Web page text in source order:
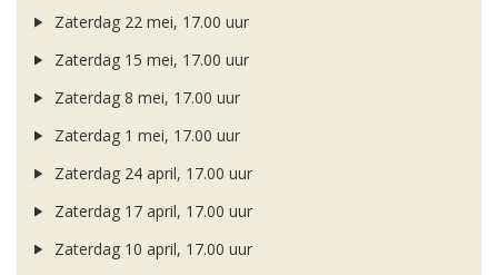
Zaterdag 22 mei, 17.00 uur
Zaterdag 15 mei, 17.00 uur
Zaterdag 8 mei, 17.00 uur
Zaterdag 1 mei, 17.00 uur
Zaterdag 24 april, 17.00 uur
Zaterdag 17 april, 17.00 uur
Zaterdag 10 april, 17.00 uur